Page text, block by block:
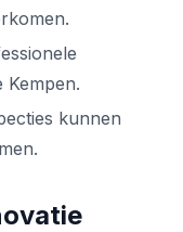
Kempen.
kunnen